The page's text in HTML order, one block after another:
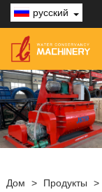
русский
Дом > Продукты >